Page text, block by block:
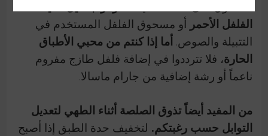
الفلفل الأحمر أو مسحوق الفلفل المستخدم في
التتبيلة والصوص.أما إذا كنتم من محبي الأطباق
الحارة، فلا تترددوا في إضافة فلفل طازج مفروم
ناعماً أو رشة إضافية من جارام ماسالا.
من المفيد أيضاً تذوق الصلصة أثناء الطهي لتعديل
التوابل حسب رغبتكم. لتخفيف حدة الطبق إذا أصبح